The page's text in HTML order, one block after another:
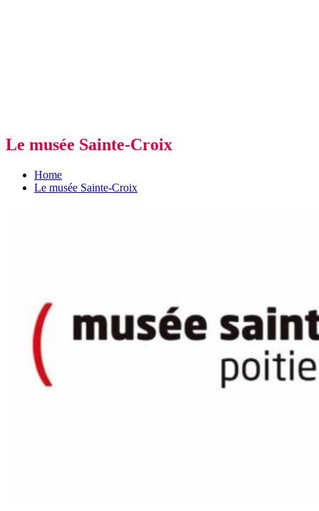
Le musée Sainte-Croix
Home
Le musée Sainte-Croix